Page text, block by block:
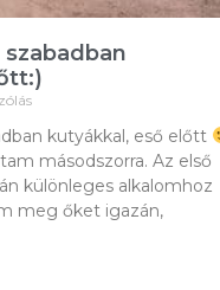
kutyákkal, eső előtt
másodszorra. Az első
különleges alkalomhoz
meg őket igazán,